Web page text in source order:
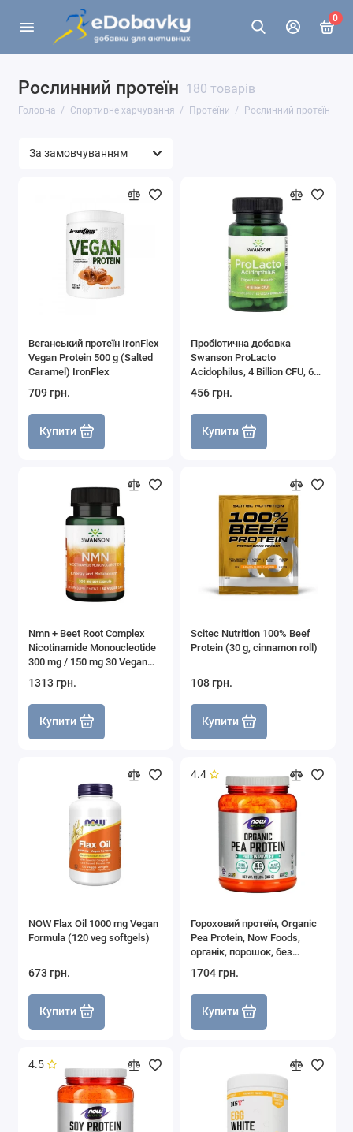
0
Рослинний протеїн 180 товарів
Головна Спортивне харчування Протеїни Рослинний протеїн
Веганський протеїн IronFlex
Vegan Protein 500 g (Salted
Caramel) IronFlex
709 грн.
Купити
Пробіотична добавка
Swanson ProLacto
Acidophilus, 4 Billion CFU, 60
Swanson
456 грн.
Купити
Nmn + Beet Root Complex
Nicotinamide Monoucleotide
300 mg / 150 mg 30 Vegan
1313 грн.
Купити
Scitec Nutrition 100% Beef
Protein (30 g, cinnamon roll)
108 грн.
Купити
NOW Flax Oil 1000 mg Vegan
Formula (120 veg softgels)
673 грн.
Купити
4.4
Гороховий протеїн, Organic
Pea Protein, Now Foods,
органік, порошок, без
1704 грн.
Купити
4.5